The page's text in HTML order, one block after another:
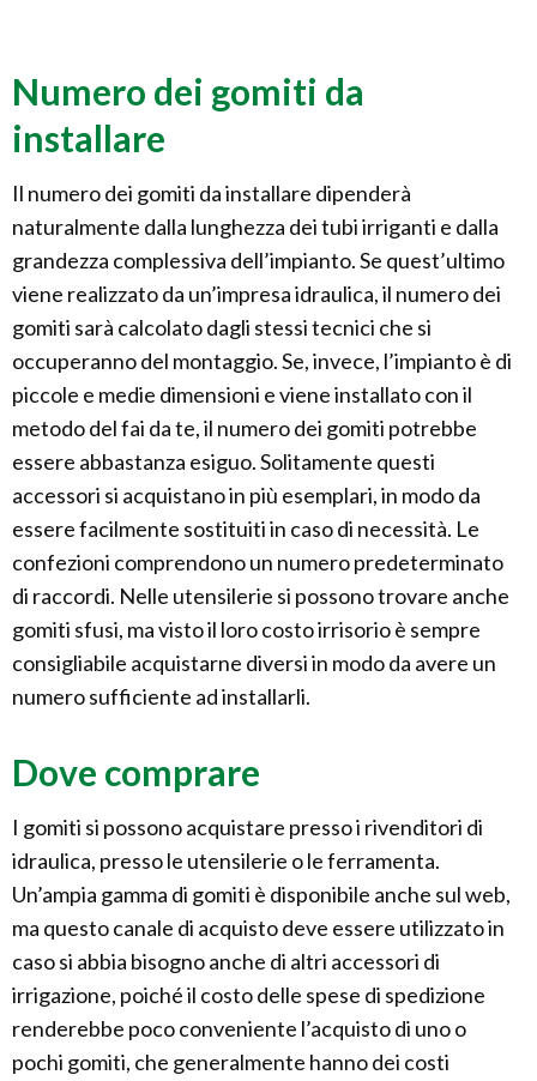
Numero dei gomiti da
installare
Il numero dei gomiti da installare dipenderà
naturalmente dalla lunghezza dei tubi irriganti e dalla
grandezza complessiva dell’impianto. Se quest’ultimo
viene realizzato da un’impresa idraulica, il numero dei
gomiti sarà calcolato dagli stessi tecnici che si
occuperanno del montaggio. Se, invece, l’impianto è di
piccole e medie dimensioni e viene installato con il
metodo del fai da te, il numero dei gomiti potrebbe
essere abbastanza esiguo. Solitamente questi
accessori si acquistano in più esemplari, in modo da
essere facilmente sostituiti in caso di necessità. Le
confezioni comprendono un numero predeterminato
di raccordi. Nelle utensilerie si possono trovare anche
gomiti sfusi, ma visto il loro costo irrisorio è sempre
consigliabile acquistarne diversi in modo da avere un
numero sufficiente ad installarli.
Dove comprare
I gomiti si possono acquistare presso i rivenditori di
idraulica, presso le utensilerie o le ferramenta.
Un’ampia gamma di gomiti è disponibile anche sul web,
ma questo canale di acquisto deve essere utilizzato in
caso si abbia bisogno anche di altri accessori di
irrigazione, poiché il costo delle spese di spedizione
renderebbe poco conveniente l’acquisto di uno o
pochi gomiti, che generalmente hanno dei costi